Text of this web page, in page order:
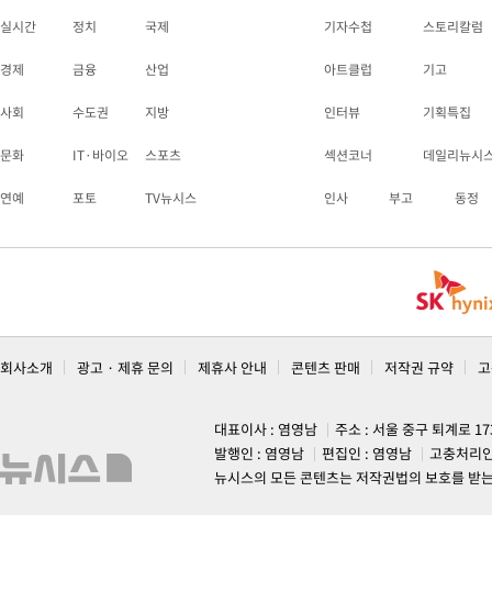
실시간 정치 국제
경제 금융 산업
사회 수도권 지방
문화 IT·바이오 스포츠
연예 포토 TV뉴시스
기자수첩 스토리칼럼
아트클럽 기고
인터뷰 기획특집
섹션코너 데일리뉴시
인사 부고 동정
회사소개 광고 · 제휴 문의 제휴사 안내 콘텐츠 판매 저작권 규약
대표이사 : 염영남
주소 : 서울 중구 퇴계로
발행인 : 염영남
편집인 : 염영남
고충처리
뉴시스의 모든 콘텐츠는 저작권법의 보호를